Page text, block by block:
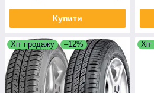
Купити
Хіт продажу –12%